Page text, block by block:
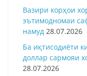
Вазири корҳои
эътимодномаи
намуд 28.07.2026
Ба иқтисодиёти
доллар сармояи
28.07.2026